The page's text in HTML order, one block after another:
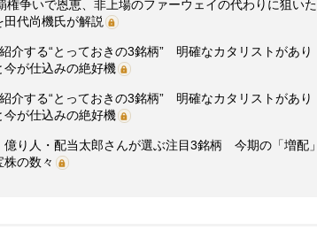
権争いで恩恵、非上場のファーウェイの代わりに狙いた
代尚機氏が解説
介する“とっておきの3銘柄” 明確なカタリストがあり
今が仕込みの絶好機
介する“とっておきの3銘柄” 明確なカタリストがあり
今が仕込みの絶好機
億り人・配当太郎さんが選ぶ注目3銘柄 今期の「増配」
株の数々